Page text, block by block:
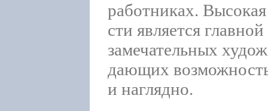
работниках.
сти является
замечательных
дающих
и наглядно.